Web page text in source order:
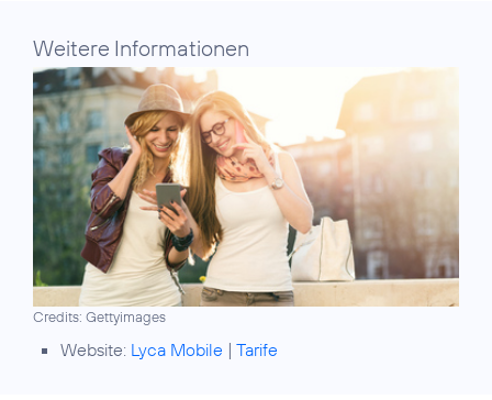
Weitere Informationen
Credits: Gettyimages
Website: Lyca Mobile | Tarife